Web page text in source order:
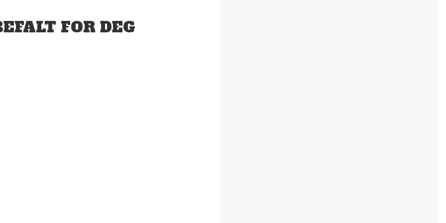
FOR DEG